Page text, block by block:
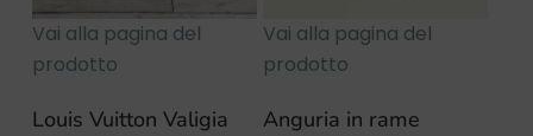
Vai alla pagina del
prodotto
Louis Vuitton Valigia
Vai alla pagina del
prodotto
Anguria in rame